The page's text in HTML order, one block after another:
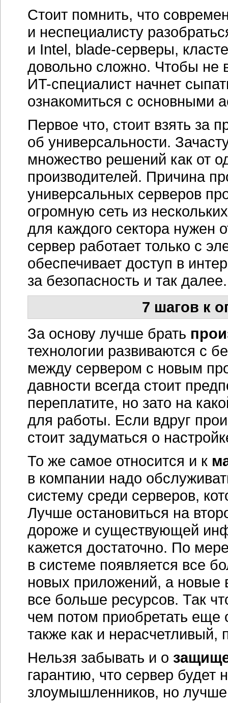
Стоит помнить, что
и неспециалисту
и Intel, blade-серверы,
довольно сложно. Чтобы не
ИT-специалист начнет
ознакомиться с основными
Первое что, стоит взять за
об универсальности.
множество решений как от
производителей. Причина
универсальных серверов
огромную сеть из
для каждого сектора нужен
сервер работает только с
обеспечивает доступ в
за безопасность и так далее.
7 шагов к
За основу лучше брать
технологии развиваются с
между сервером с новым
давности всегда стоит
переплатите, но зато на
для работы. Если вдруг
стоит задуматься о
То же самое относится и к
в компании надо
систему среди серверов,
Лучше остановиться на
дороже и существующей
кажется достаточно. По
в системе появляется все
новых приложений, а новые
все больше ресурсов. Так
чем потом приобретать еще
также как и нерасчетливый,
Нельзя забывать и о
гарантию, что сервер будет
злоумышленников, но